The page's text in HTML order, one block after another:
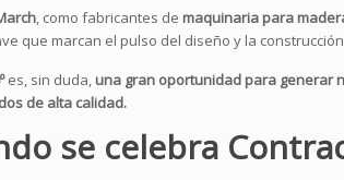
, como fabricantes de maquinaria para
que marcan el pulso del diseño y la
es, sin duda, una gran oportunidad para generar
de alta calidad.
se celebra